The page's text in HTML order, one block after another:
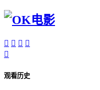
   

观看历史